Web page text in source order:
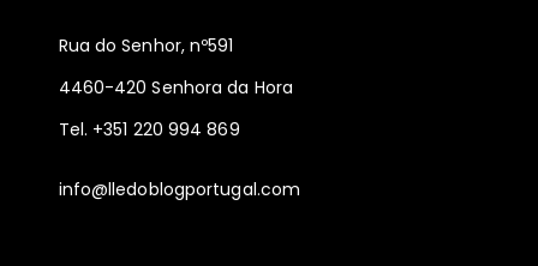
Rua do Senhor, nº591
4460-420 Senhora da Hora
Tel. +351 220 994 869
info@lledoblogportugal.com